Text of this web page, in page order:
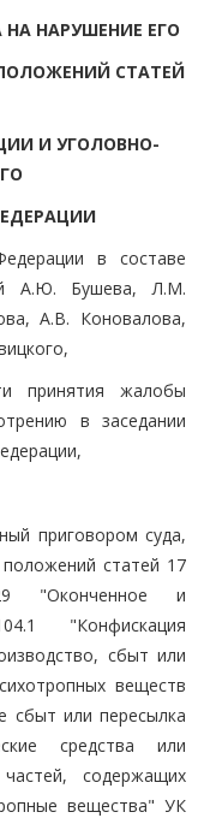
НАРУШЕНИЕ ЕГО
СТАТЕЙ
И УГОЛОВНО-
в составе
А.Ю. Бушева, Л.М.
А.В. Коновалова,
принятия жалобы
в заседании
приговором суда,
статей 17
29 "Оконченное и
"Конфискация
сбыт или
веществ
сбыт или пересылка
средства или
содержащих
вещества" УК